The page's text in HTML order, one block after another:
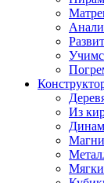
Из